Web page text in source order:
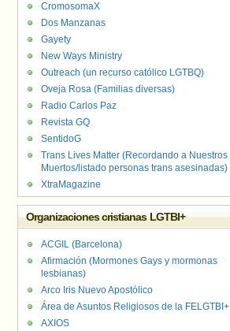
CromosomaX
Dos Manzanas
Gayety
New Ways Ministry
Outreach (un recurso católico LGTBQ)
Oveja Rosa (Familias diversas)
Radio Carlos Paz
Revista GQ
SentidoG
Trans Lives Matter (Recordando a Nuestros
Muertos/listado personas trans asesinadas)
XtraMagazine
Organizaciones cristianas LGTBI+
ACGIL (Barcelona)
Afirmación (Mormones Gays y mormonas
lesbianas)
Arco Iris Nuevo Apostólico
Área de Asuntos Religiosos de la FELGTBI+
AXIOS